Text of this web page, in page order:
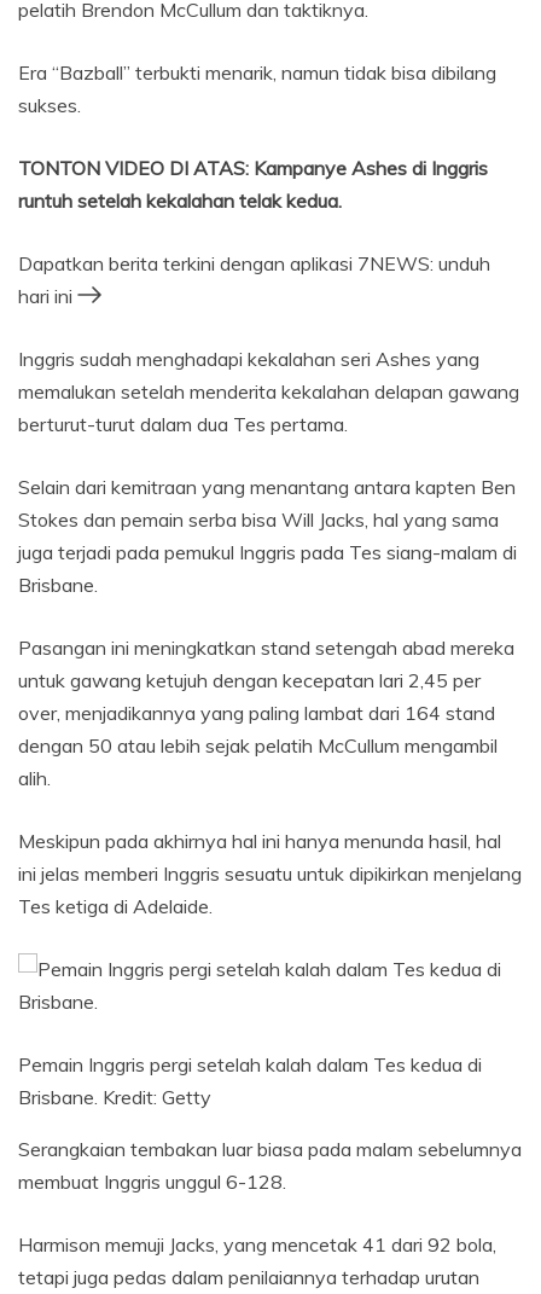
pelatih Brendon McCullum dan taktiknya.
Era “Bazball” terbukti menarik, namun tidak bisa dibilang
sukses.
TONTON VIDEO DI ATAS: Kampanye Ashes di Inggris
runtuh setelah kekalahan telak kedua.
Dapatkan berita terkini dengan aplikasi 7NEWS: unduh
hari ini
Inggris sudah menghadapi kekalahan seri Ashes yang
memalukan setelah menderita kekalahan delapan gawang
berturut-turut dalam dua Tes pertama.
Selain dari kemitraan yang menantang antara kapten Ben
Stokes dan pemain serba bisa Will Jacks, hal yang sama
juga terjadi pada pemukul Inggris pada Tes siang-malam di
Brisbane.
Pasangan ini meningkatkan stand setengah abad mereka
untuk gawang ketujuh dengan kecepatan lari 2,45 per
over, menjadikannya yang paling lambat dari 164 stand
dengan 50 atau lebih sejak pelatih McCullum mengambil
alih.
Meskipun pada akhirnya hal ini hanya menunda hasil, hal
ini jelas memberi Inggris sesuatu untuk dipikirkan menjelang
Tes ketiga di Adelaide.
Pemain Inggris pergi setelah kalah dalam Tes kedua di
Brisbane. Kredit: Getty
Serangkaian tembakan luar biasa pada malam sebelumnya
membuat Inggris unggul 6-128.
Harmison memuji Jacks, yang mencetak 41 dari 92 bola,
tetapi juga pedas dalam penilaiannya terhadap urutan